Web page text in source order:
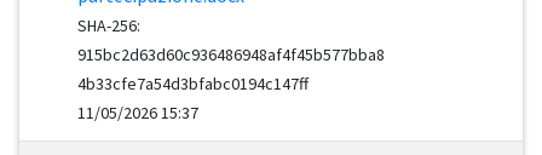
SHA-256:
915bc2d63d60c936486948af4f45b577bba8
4b33cfe7a54d3bfabc0194c147ff
11/05/2026 15:37